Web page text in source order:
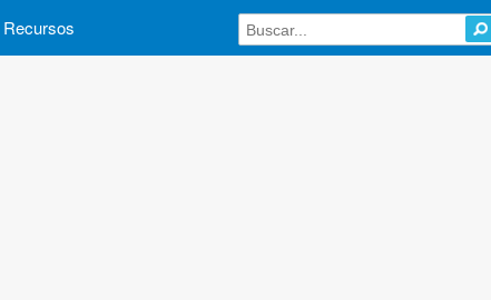
Recursos